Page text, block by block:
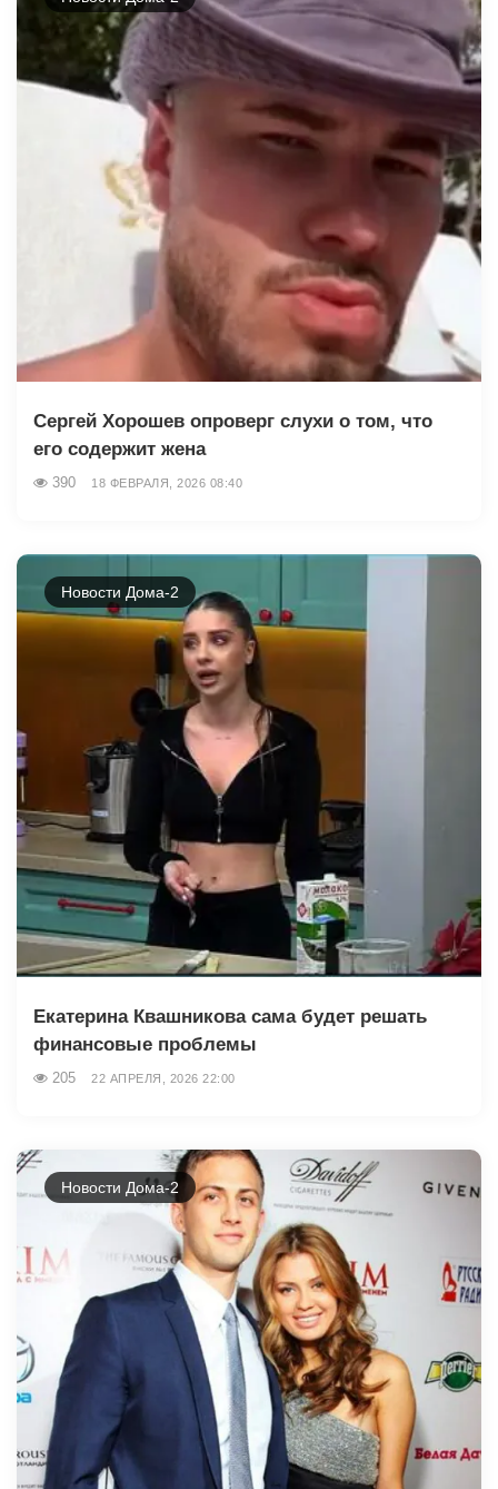
Сергей Хорошев опроверг слухи о том, что
его содержит жена
390 18 ФЕВРАЛЯ, 2026 08:40
Новости Дома-2
Екатерина Квашникова сама будет решать
финансовые проблемы
205 22 АПРЕЛЯ, 2026 22:00
Новости Дома-2